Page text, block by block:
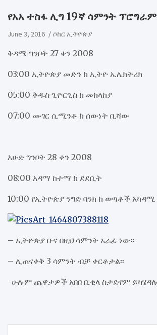
የአአ ተስፋ ሊግ 19ኛ ሳምንት ፕሮግራም
June 3, 2016 ሶከር ኢትዮጵያ
ቅዳሜ ግንቦት 27 ቀን 2008
03:00 ኢትዮጵያ መድን ከ ኢትዮ ኤሌክትሪክ
05:00 ቅዱስ ጊዮርጊስ ከ መከላከያ
07:00 ሙገር ሲሚንቶ ከ ሰውነት ቢሻው
እሁድ ግንቦት 28 ቀን 2008
08:00 አዳማ ከተማ ከ ደደቢት
10:00 የኢትዮጵያ ንግድ ባንክ ከ ወጣቶች አካዳሚ
– ኢትዮጵያ ቡና በዚህ ሳምንት አራፊ ነው፡፡
– ሊጠናቀቅ 3 ሳምንት ብቻ ቀርቶታል፡፡
-ሁሉም ጨዋታዎች አበበ ቢቂላ ስታድየም